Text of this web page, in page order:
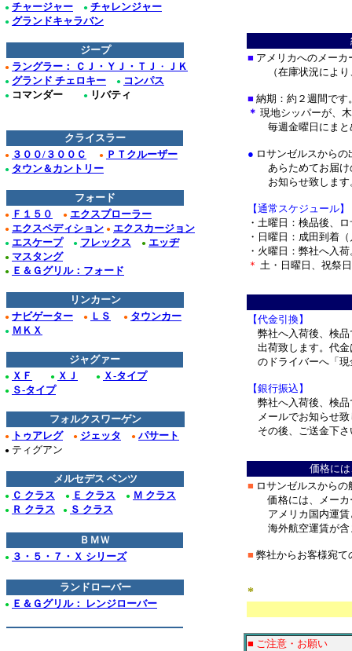
■ アメリカへのメー
（在庫状況により
■ 納期：約２週間です
＊ 現地シッパーが、
毎週金曜日にまと
● ロサンゼルスから
あらためてお届け
お知らせ致します
【通常スケジュール】
・土曜日：検品後、
・日曜日：成田到着
・火曜日：弊社へ入
＊ 土・日曜日、祝祭
【代金引換】
弊社へ入荷後、検品
出荷致します。代金
のドライバーへ「
【銀行振込】
弊社へ入荷後、検品
メールでお知らせ致
その後、ご送金下さ
価格に
■ ロサンゼルスから
価格には、メーカ
アメリカ国内運賃
海外航空運賃が含
■ 弊社からお客様宛て
*
■ ご注意・お願い
● チャージャー ● チャレンジャー
● グランドキャラバン
ジープ
● ラングラー： ＣＪ・ＹＪ・ＴＪ ・ ＪＫ
● グランド チェロキー ● コンパス
● コマンダー ● リバティ
クライスラー
● ３００/３００Ｃ ● ＰＴクルーザー
● タウン＆カントリー
フォード
● Ｆ１５０ ● エクスプローラー
● エクスペディション ● エクスカージョン
● エスケープ ● フレックス ● エッヂ
● マスタング
● Ｅ＆Ｇグリル：フォード
リンカーン
● ナビゲーター ● ＬＳ ● タウンカー
● ＭＫＸ
ジャグァー
● ＸＦ ● ＸＪ ● Ｘ-タイプ
● Ｓ-タイプ
フォルクスワーゲン
● トゥアレグ ● ジェッタ ● パサート
● ティグアン
メルセデス ベンツ
● Ｃ クラス ● Ｅ クラス ● Ｍ クラス
● Ｒ クラス ● Ｓ クラス
ＢＭＷ
● ３・５・７・Ｘ シリーズ
ランドローバー
● Ｅ＆Ｇグリル： レンジローバー